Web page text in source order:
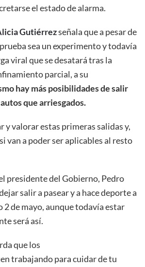
el estado de alarma.
Gutiérrezseñala que a pesar de
sea un experimento y todavía
viral que se desatará tras la
parcial, a su
hay más posibilidades de salir
que arriesgados.
y valorar estas primeras salidas y,
van a poder ser aplicables al resto
presidente del Gobierno, Pedro
salir a pasear y a hace deporte a
de mayo, aunque todavía estar
será así.
que los
trabajando para cuidar de tu